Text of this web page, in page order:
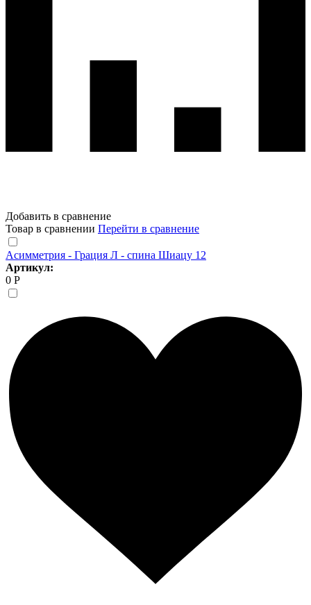
Добавить в сравнение
Товар в сравнении Перейти в сравнение
Асимметрия - Грация Л - спина Шиацу 12
Артикул:
0 Р